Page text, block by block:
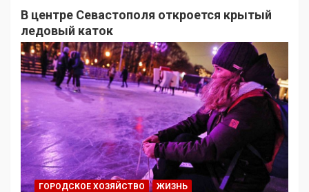
В центре Севастополя откроется крытый
ледовый каток
ГОРОДСКОЕ ХОЗЯЙСТВО ЖИЗНЬ